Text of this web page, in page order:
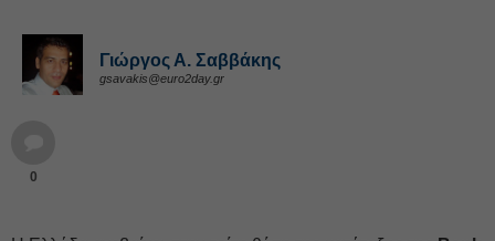
Γιώργος Α. Σαββάκης
gsavakis@euro2day.gr
0